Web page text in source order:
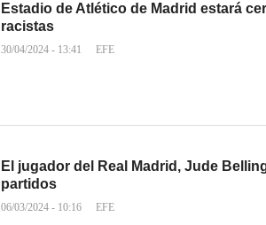
Estadio de Atlético de Madrid estará
racistas
30/04/2024 - 13:41 EFE
El jugador del Real Madrid, Jude
partidos
06/03/2024 - 10:16 EFE